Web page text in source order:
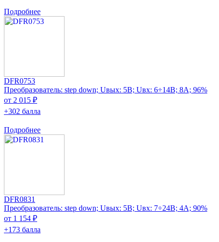
Подробнее
DFR0753
Преобразователь: step down; Uвых: 5В; Uвх: 6÷14В; 8А; 96%
от 2 015 ₽
+302 балла
Подробнее
DFR0831
Преобразователь: step down; Uвых: 5В; Uвх: 7÷24В; 4А; 90%
от 1 154 ₽
+173 балла